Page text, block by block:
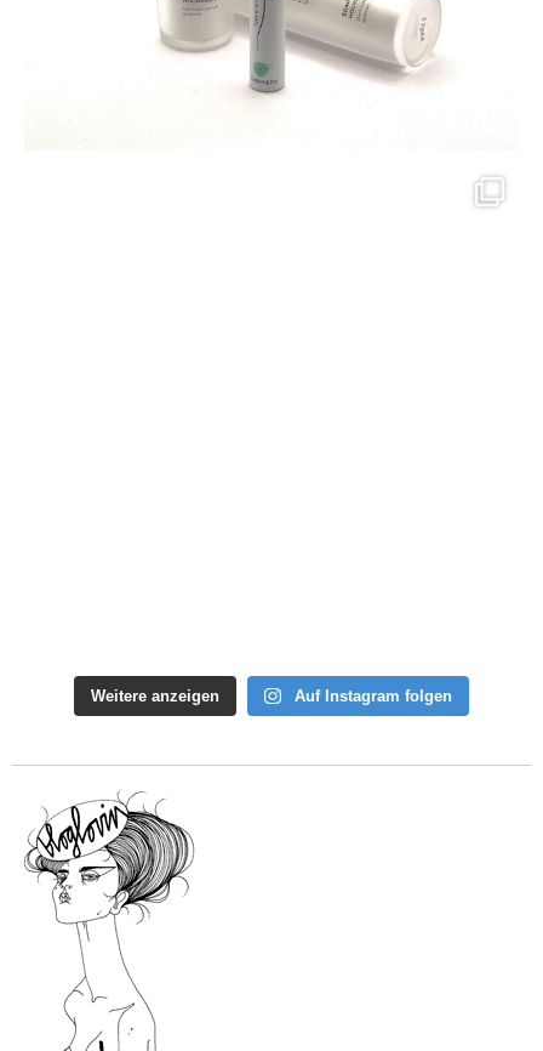
Weitere anzeigen Auf Instagram folgen